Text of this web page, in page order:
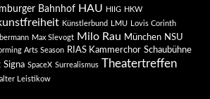
Bahnhof HAU HIIG HKW
Künstlerbund LMU
Lovis Corinth
Max Slevogt Milo Rau München NSU
Arts Season RIAS Kammerchor Schaubühne
Signa SpaceX Surrealismus Theatertreffen
Leistikow